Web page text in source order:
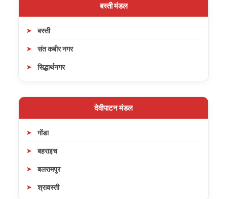
बस्ती मंडल
बस्ती
संत कबीर नगर
सिद्धार्थनगर
देवीपाटन मंडल
गोंडा
बहराइच
बलरामपुर
श्रावस्ती